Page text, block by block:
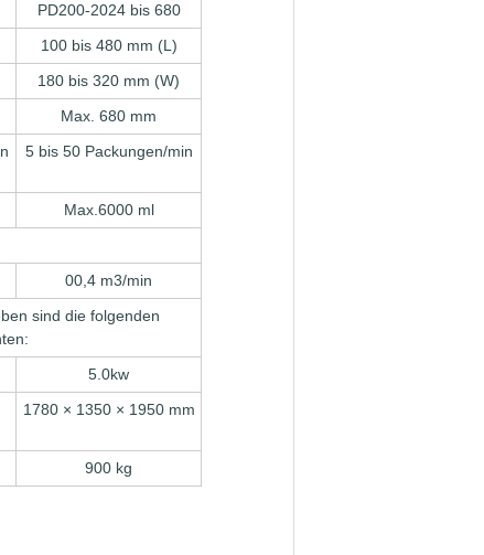
PD200-2024 bis 680
100 bis 480 mm (L)
180 bis 320 mm (W)
Max. 680 mm
5 bis 50 Packungen/min
Max.6000 ml
00,4 m3/min
sind die folgenden
5.0kw
1780 × 1350 × 1950 mm
900 kg